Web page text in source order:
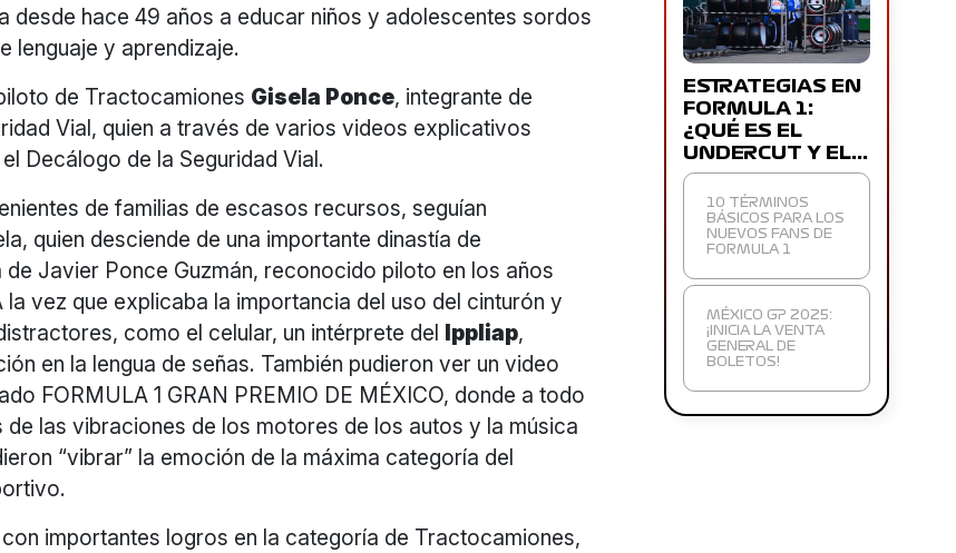
desde hace 49 años a educar niños y adolescentes sordos
lenguaje y aprendizaje.
de Tractocamiones Gisela Ponce, integrante de
Vial, quien a través de varios videos explicativos
Decálogo de la Seguridad Vial.
de familias de escasos recursos, seguían
quien desciende de una importante dinastía de
de Javier Ponce Guzmán, reconocido piloto en los años
la vez que explicaba la importancia del uso del cinturón y
como el celular, un intérprete del Ippliap,
en la lengua de señas. También pudieron ver un video
FORMULA 1 GRAN PREMIO DE MÉXICO, donde a todo
las vibraciones de los motores de los autos y la música
“vibrar” la emoción de la máxima categoría del
importantes logros en la categoría de Tractocamiones,
ESTRATEGIAS EN
FORMULA 1:
¿QUÉ ES EL
UNDERCUT Y EL…
10 TÉRMINOS
BÁSICOS PARA LOS
NUEVOS FANS DE
FORMULA 1
MÉXICO GP 2025:
¡INICIA LA VENTA
GENERAL DE
BOLETOS!